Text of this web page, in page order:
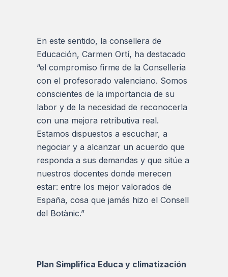
En este sentido, la consellera de
Educación, Carmen Ortí, ha destacado
“el compromiso firme de la Conselleria
con el profesorado valenciano. Somos
conscientes de la importancia de su
labor y de la necesidad de reconocerla
con una mejora retributiva real.
Estamos dispuestos a escuchar, a
negociar y a alcanzar un acuerdo que
responda a sus demandas y que sitúe a
nuestros docentes donde merecen
estar: entre los mejor valorados de
España, cosa que jamás hizo el Consell
del Botànic.”
Plan Simplifica Educa y climatización